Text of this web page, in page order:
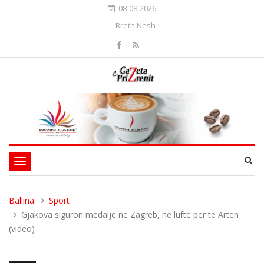
08-08-2026
Rreth Nesh
Toggle
navigation
Ballina
Sport
Gjakova siguron medalje në Zagreb, në luftë për të Artën
(video)